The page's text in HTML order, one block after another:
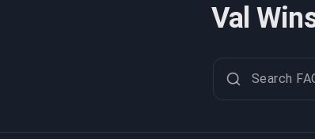
Val